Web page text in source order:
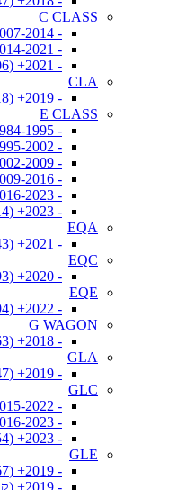
C CLASS
- 2007-2014 (W204)
- 2014-2021 (W205)
- 2021+ (W206)
CLA
- 2019+ (C118)
E CLASS
- 1984-1995 (W124)
- 1995-2002 (W210)
- 2002-2009 (W211)
- 2009-2016 (W212)
- 2016-2023 (W213)
- 2023+ (W214)
EQA
- 2021+ (H243)
EQC
- 2020+ (N293)
EQE
- 2022+ (X294)
G WAGON
- 2018+ (W463)
GLA
- 2019+ (H247)
GLC
- 2015-2022 (X253)
- 2016-2023 (קופה)
- 2023+ (X254)
GLE
- 2019+ (W167)
- 2019+ (קופה)